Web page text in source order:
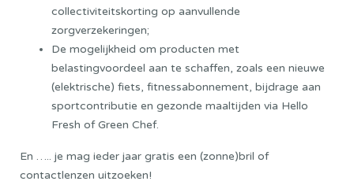
collectiviteitskorting op aanvullende
zorgverzekeringen;
De mogelijkheid om producten met
belastingvoordeel aan te schaffen, zoals een nieuwe
(elektrische) fiets, fitnessabonnement, bijdrage aan
sportcontributie en gezonde maaltijden via Hello
Fresh of Green Chef.
En ….. je mag ieder jaar gratis een (zonne)bril of
contactlenzen uitzoeken!